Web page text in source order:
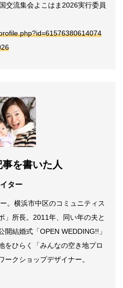
交流集会よこはま2026実行委員
事を書いた人
ター
。横浜市中区のコミュニティス
」所長。2011年、同い年の夫と
開結婚式「OPEN WEDDING!!」
をひらく「みんなの空き地プロ
ークショップデザイナー。